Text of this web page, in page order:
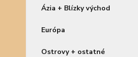
Ázia + Blízky východ
Európa
Ostrovy + ostatné